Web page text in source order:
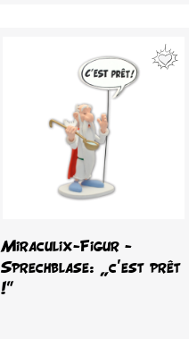
Miraculix-Figur -
Sprechblase: „c'est prêt
!"